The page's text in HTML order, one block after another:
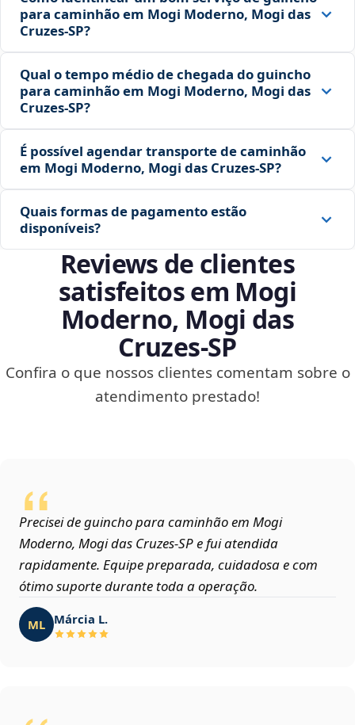
para caminhão em Mogi Moderno, Mogi das
Cruzes‑SP?
Qual o tempo médio de chegada do guincho
para caminhão em Mogi Moderno, Mogi das
Cruzes‑SP?
É possível agendar transporte de caminhão
em Mogi Moderno, Mogi das Cruzes‑SP?
Quais formas de pagamento estão
disponíveis?
Reviews de clientes
satisfeitos em Mogi
Moderno, Mogi das
Cruzes‑SP
Confira o que nossos clientes comentam sobre o
atendimento prestado!
Precisei de guincho para caminhão em Mogi
Moderno, Mogi das Cruzes‑SP e fui atendida
rapidamente. Equipe preparada, cuidadosa e com
ótimo suporte durante toda a operação.
ML Márcia L.